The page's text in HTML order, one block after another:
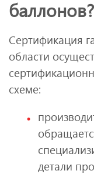
баллонов?
Сертификация
области
схеме:
детали